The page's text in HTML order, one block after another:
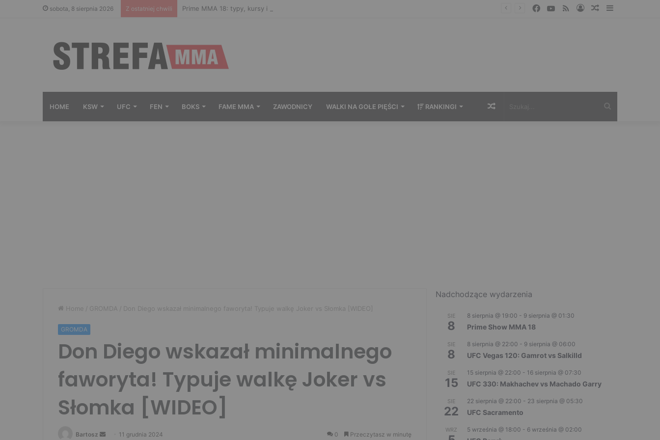
sobota, 8 sierpnia 2026 Z ostatniej chwili Prime MMA 18: typy, kursy i zakłady bukmacherskie na galę Sidebar
Losowy
Zaloguj
RSS
YouTube
Facebook
HOME KSW UFC FEN BOKS FAME MMA ZAWODNICY WALKI NA GOŁE PIĘŚCI RANKINGI Losowy
Home / GROMDA / Don Diego wskazał minimalnego faworyta! Typuje walkę Joker vs Słomka [WIDEO]
GROMDA
Don Diego wskazał minimalnego
faworyta! Typuje walkę Joker vs
Słomka [WIDEO]
Bartosz Send 11 grudnia 2024 0 Przeczytasz w minutę
Nadchodzące wydarzenia
SIE
8
8 sierpnia @ 19:00 - 9 sierpnia @ 01:30
Prime Show MMA 18
SIE
8
8 sierpnia @ 22:00 - 9 sierpnia @ 06:00
UFC Vegas 120: Gamrot vs Salkilld
SIE
15
15 sierpnia @ 22:00 - 16 sierpnia @ 07:30
UFC 330: Makhachev vs Machado Garry
SIE
22
22 sierpnia @ 22:00 - 23 sierpnia @ 05:30
UFC Sacramento
WRZ 5 września @ 18:00 - 6 września @ 02:00